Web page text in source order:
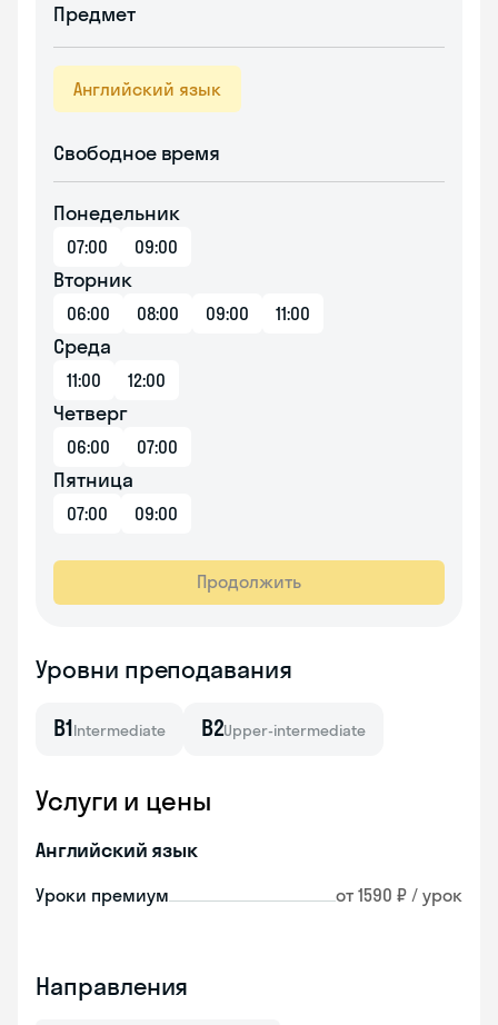
Предмет
Английский язык
Свободное время
Понедельник
07:00 09:00
Вторник
06:00 08:00 09:00 11:00
Среда
11:00 12:00
Четверг
06:00 07:00
Пятница
07:00 09:00
Продолжить
Уровни преподавания
B1Intermediate B2Upper-intermediate
Услуги и цены
Английский язык
Уроки премиум от 1590 ₽ / урок
Направления